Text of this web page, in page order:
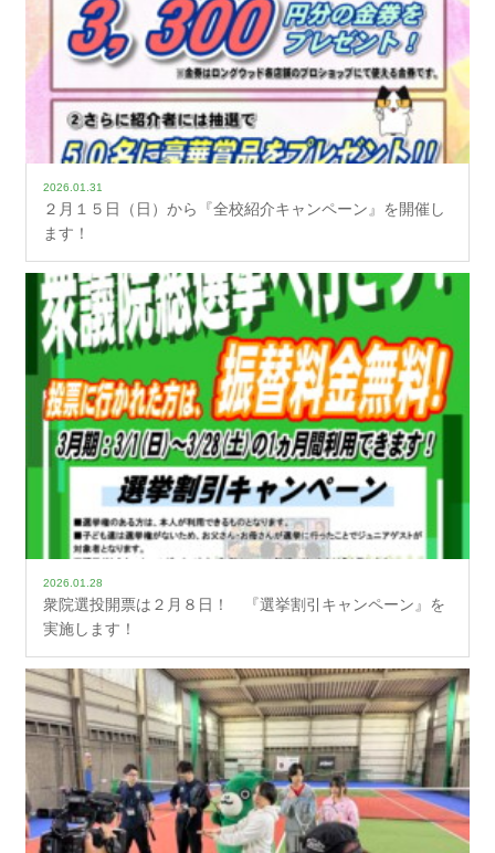
2026.01.31
２月１５日（日）から『全校紹介キャンペーン』を開催し
ます！
2026.01.28
衆院選投開票は２月８日！ 『選挙割引キャンペーン』を
実施します！